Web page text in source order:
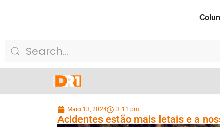
Maio 13, 2024 3:11 pm
Acidentes estão mais letais e a